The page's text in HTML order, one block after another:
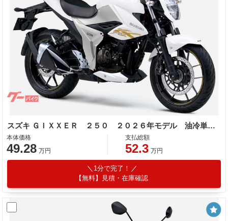
スズキ ＧＩＸＸＥＲ ２５０ ２０２６年モデル 油冷単気筒エンジン
本体価格
49.28 万円
支払総額
52.3 万円
1分で完了！
【無料】見積・在庫確認